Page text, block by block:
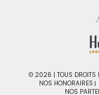
© 2026 | TOUS DROITS
NOS HONORAIRES
NOS